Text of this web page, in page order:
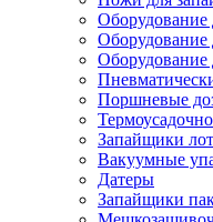
Оборудование
Оборудование
Оборудование
Поршневые
Запайщики
Вакуумные
Датеры
Запайщики